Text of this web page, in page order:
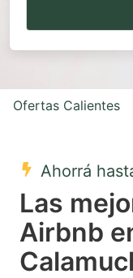
to
with
the
select
a
date.
Press
Ofertas Calientes
Ahorrá
Las
Airbnb